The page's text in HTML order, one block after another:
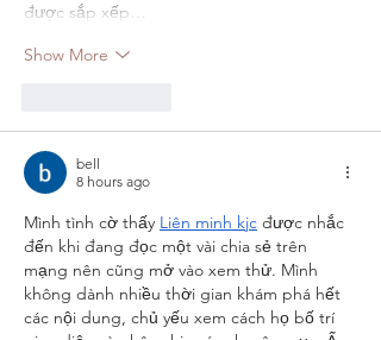
được sắp xếp…
Show More
bell
8 hours ago
Mình tình cờ thấy Liên minh kjc được nhắc
đến khi đang đọc một vài chia sẻ trên
mạng nên cũng mở vào xem thử. Mình
không dành nhiều thời gian khám phá hết
các nội dung, chủ yếu xem cách họ bố trí